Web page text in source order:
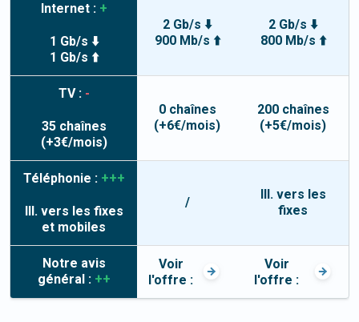
Internet : +
1 Gb/s ⬇️
1 Gb/s ⬆️
2 Gb/s ⬇️
900 Mb/s ⬆️
2 Gb/s ⬇️
800 Mb/s ⬆️
TV : -
35chaînes
(+3€/mois)
0chaînes
(+6€/mois)
200chaînes
(+5€/mois)
Téléphonie : +++
Ill. vers les fixes
et mobiles
/
Ill. vers les
fixes
Notre avis
général : ++
Voir
l'offre :
Voir
l'offre :